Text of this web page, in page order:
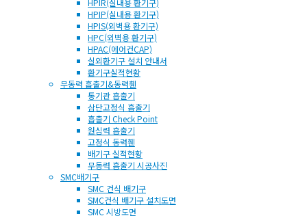
HPIP(실내용 환기구)
HPIS(외벽용 환기구)
HPC(외벽용 환기구)
HPAC(에어컨CAP)
실외환기구 설치 안내서
환기구실적현황
무동력 흡출기&동력휀
통기관 흡출기
삼단고정식 흡출기
흡출기 Check Point
원심력 흡출기
고정식 동력휀
배기구 실적현황
무동력 흡출기 시공사진
SMC배기구
SMC 건식 배기구
SMC건식 배기구 설치도면
SMC 시방도면